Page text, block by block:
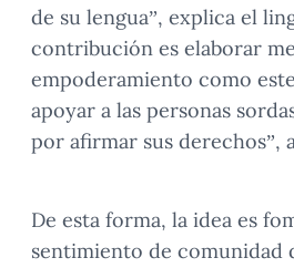
de su lengua”, explica el
contribución es elaborar
empoderamiento como
apoyar a las personas
por afirmar sus derechos”,
De esta forma, la idea es
sentimiento de comunidad